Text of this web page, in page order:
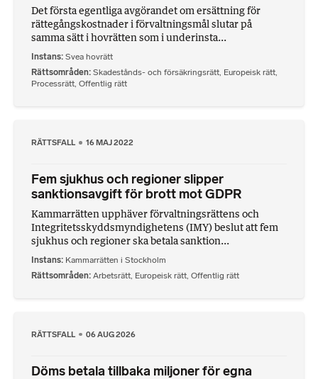
Det första egentliga avgörandet om ersättning för
rättegångskostnader i förvaltningsmål slutar på
samma sätt i hovrätten som i underinsta...
Instans Svea hovrätt
Rättsområden Skadestånds- och försäkringsrätt Europeisk rätt
Processrätt Offentlig rätt
RÄTTSFALL 16 MAJ 2022
Fem sjukhus och regioner slipper
sanktionsavgift för brott mot GDPR
Kammarrätten upphäver förvaltningsrättens och
Integritetsskyddsmyndighetens (IMY) beslut att fem
sjukhus och regioner ska betala sanktion...
Instans Kammarrätten i Stockholm
Rättsområden Arbetsrätt Europeisk rätt Offentlig rätt
RÄTTSFALL 06 AUG 2026
Döms betala tillbaka miljoner för egna